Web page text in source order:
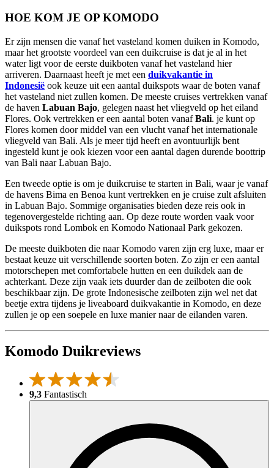
HOE KOM JE OP KOMODO
Er zijn mensen die vanaf het vasteland komen duiken in Komodo,
maar het grootste voordeel van een duikcruise is dat je al in het
water ligt voor de eerste duikboten vanaf het vasteland hier
arriveren. Daarnaast heeft je met een duikvakantie in
Indonesië ook keuze uit een aantal duikspots waar de boten vanaf
het vasteland niet zullen komen. De meeste cruises vertrekken vanaf
de haven Labuan Bajo, gelegen naast het vliegveld op het eiland
Flores. Ook vertrekken er een aantal boten vanafBali. je kunt op
Flores komen door middel van een vlucht vanaf het internationale
vliegveld van Bali. Als je meer tijd heeft en avontuurlijk bent
ingesteld kunt je ook kiezen voor een aantal dagen durende boottrip
van Bali naar Labuan Bajo.
Een tweede optie is om je duikcruise te starten in Bali, waar je vanaf
de havens Bima en Benoa kunt vertrekken en je cruise zult afsluiten
in Labuan Bajo. Sommige organisaties bieden deze reis ook in
tegenovergestelde richting aan. Op deze route worden vaak voor
duikspots rond Lombok en Komodo Nationaal Park gekozen.
De meeste duikboten die naar Komodo varen zijn erg luxe, maar er
bestaat keuze uit verschillende soorten boten. Zo zijn er een aantal
motorschepen met comfortabele hutten en een duikdek aan de
achterkant. Deze zijn vaak iets duurder dan de zeilboten die ook
beschikbaar zijn. De grote Indonesische zeilboten zijn wel net dat
beetje extra tijdens je liveaboard duikvakantie in Komodo, en deze
zullen je op een soepele en luxe manier naar de eilanden varen.
Komodo Duikreviews
9,3 Fantastisch